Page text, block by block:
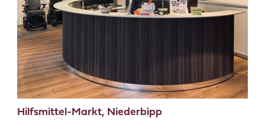
Hilfsmittel-Markt, Niederbipp